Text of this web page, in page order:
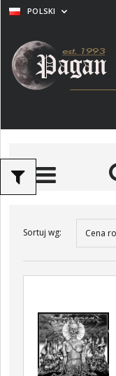
POLSKI
Sortuj wg: Cena